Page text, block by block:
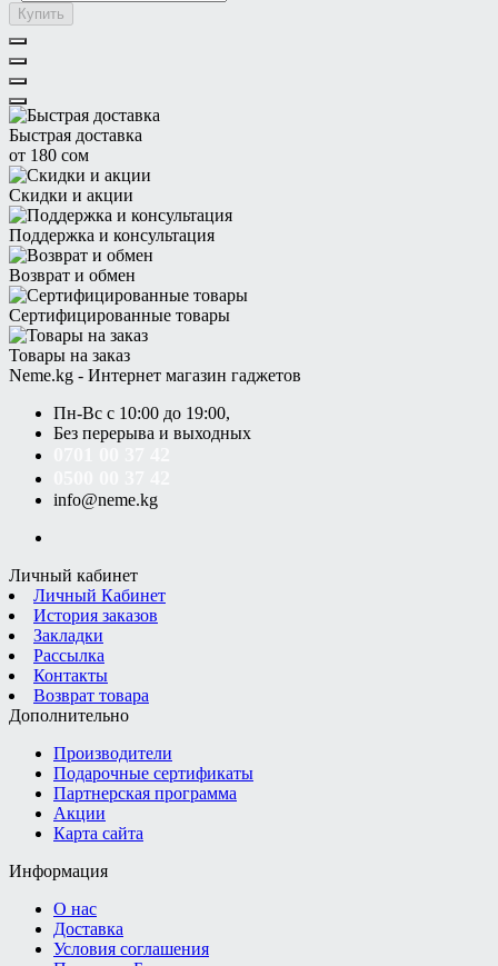
Купить
Быстрая доставка
от 180 сом
Скидки и акции
Поддержка и консультация
Возврат и обмен
Сертифицированные товары
Товары на заказ
Neme.kg - Интернет магазин гаджетов
Пн-Вс с 10:00 до 19:00,
Без перерыва и выходных
info@neme.kg
Личный кабинет
Личный Кабинет
История заказов
Закладки
Рассылка
Контакты
Возврат товара
Дополнительно
Производители
Подарочные сертификаты
Партнерская программа
Акции
Карта сайта
Информация
О нас
Доставка
Условия соглашения